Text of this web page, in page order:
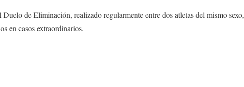
de Eliminación, realizado regularmente entre dos atletas del mismo sexo,
en casos extraordinarios.